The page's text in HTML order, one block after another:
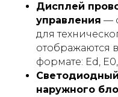
Дисплей
управления —
для
отображаются
формате: Ed, E0,
наружного